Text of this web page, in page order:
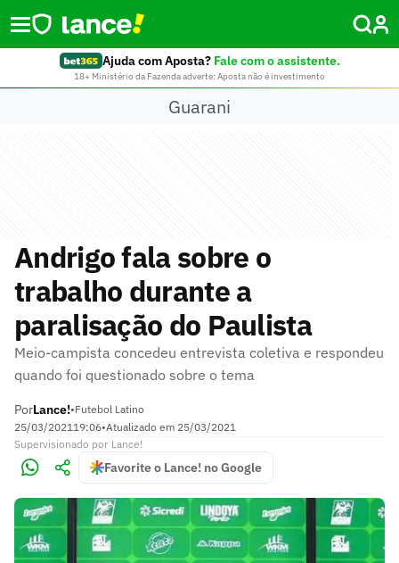
Ajuda com Aposta? Fale com o assistente.
18+ Ministério da Fazenda adverte: Aposta não é investimento
Guarani
Andrigo fala sobre o
trabalho durante a
paralisação do Paulista
Meio-campista concedeu entrevista coletiva e respondeu
quando foi questionado sobre o tema
PorLance!•Futebol Latino
25/03/202119:06•Atualizado em 25/03/2021
Supervisionado por Lance!
Favorite o Lance! no Google